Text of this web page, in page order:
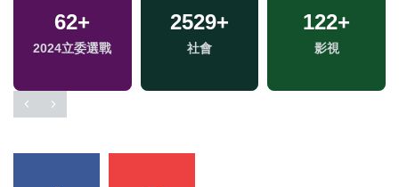
62+
2024立委選戰
2529+
社會
122+
影視